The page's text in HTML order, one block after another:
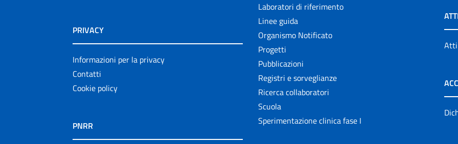
PRIVACY
Informazioni per la privacy
Contatti
Cookie policy
PNRR
Laboratori di riferimento
Linee guida
Organismo Notificato
Progetti
Pubblicazioni
Registri e sorveglianze
Ricerca collaboratori
Scuola
Sperimentazione clinica fase I
Atti